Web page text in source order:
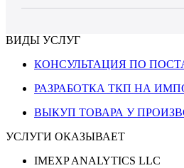
ВИДЫ УСЛУГ
КОНСУЛЬТАЦИЯ ПО
РАЗРАБОТКА ТКП НА
ВЫКУП ТОВАРА У
УСЛУГИ ОКАЗЫВАЕТ
IMEXP ANALYTICS LLC